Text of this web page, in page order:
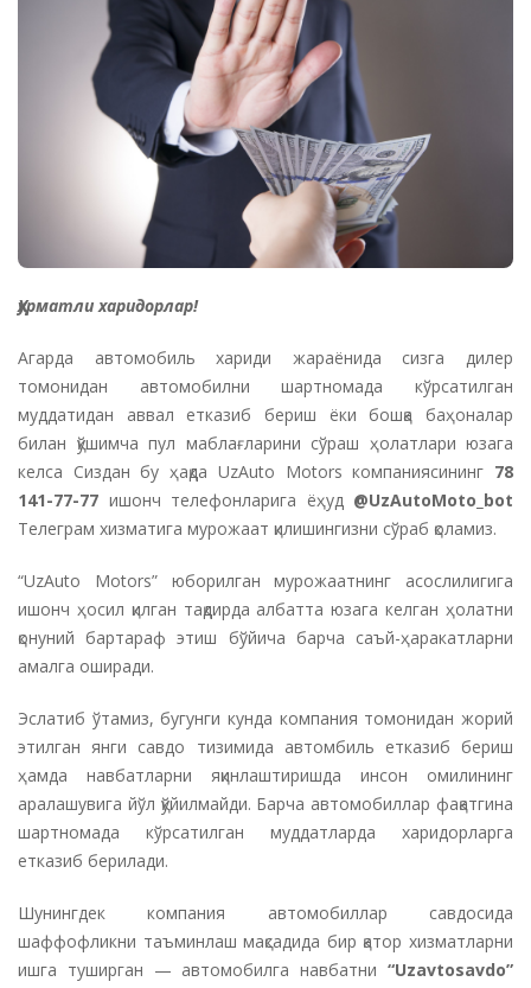
Ҳурматли харидорлар!
Агарда автомобиль хариди жараёнида сизга дилер
томонидан автомобилни шартномада кўрсатилган
муддатидан аввал етказиб бериш ёки бошқа баҳоналар
билан қўшимча пул маблағларини сўраш ҳолатлари юзага
келса Сиздан бу ҳақда UzAuto Motors компаниясининг 78
141-77-77 ишонч телефонларига ёҳуд @UzAutoMoto_bot
Телеграм хизматига мурожаат қилишингизни сўраб қоламиз.
“UzAuto Motors” юборилган мурожаатнинг асослилигига
ишонч ҳосил қилган тақдирда албатта юзага келган ҳолатни
қонуний бартараф этиш бўйича барча саъй-ҳаракатларни
амалга оширади.
Эслатиб ўтамиз, бугунги кунда компания томонидан жорий
этилган янги савдо тизимида автомбиль етказиб бериш
ҳамда навбатларни яқинлаштиришда инсон омилининг
аралашувига йўл қўйилмайди. Барча автомобиллар фақатгина
шартномада кўрсатилган муддатларда харидорларга
етказиб берилади.
Шунингдек компания автомобиллар савдосида
шаффофликни таъминлаш мақсадида бир қатор хизматларни
ишга туширган — автомобилга навбатни “Uzavtosavdo”